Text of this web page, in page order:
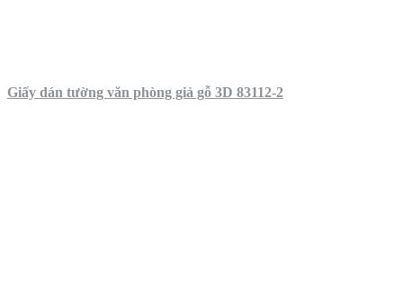
Giấy dán tường văn phòng giả gỗ 3D 83112-2